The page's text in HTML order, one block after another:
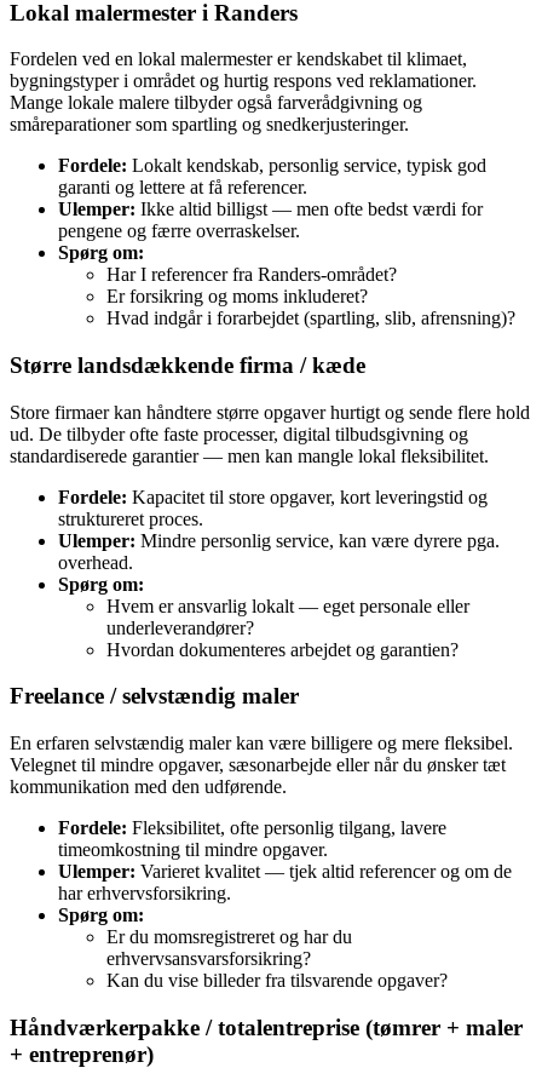
Lokal malermester i Randers
Fordelen ved en lokal malermester er kendskabet til klimaet,
bygningstyper i området og hurtig respons ved reklamationer.
Mange lokale malere tilbyder også farverådgivning og
småreparationer som spartling og snedkerjusteringer.
Fordele: Lokalt kendskab, personlig service, typisk god
garanti og lettere at få referencer.
Ulemper: Ikke altid billigst — men ofte bedst værdi for
pengene og færre overraskelser.
Spørg om:
Har I referencer fra Randers‑området?
Er forsikring og moms inkluderet?
Hvad indgår i forarbejdet (spartling, slib, afrensning)?
Større landsdækkende firma / kæde
Store firmaer kan håndtere større opgaver hurtigt og sende flere hold
ud. De tilbyder ofte faste processer, digital tilbudsgivning og
standardiserede garantier — men kan mangle lokal fleksibilitet.
Fordele: Kapacitet til store opgaver, kort leveringstid og
struktureret proces.
Ulemper: Mindre personlig service, kan være dyrere pga.
overhead.
Spørg om:
Hvem er ansvarlig lokalt — eget personale eller
underleverandører?
Hvordan dokumenteres arbejdet og garantien?
Freelance / selvstændig maler
En erfaren selvstændig maler kan være billigere og mere fleksibel.
Velegnet til mindre opgaver, sæsonarbejde eller når du ønsker tæt
kommunikation med den udførende.
Fordele: Fleksibilitet, ofte personlig tilgang, lavere
timeomkostning til mindre opgaver.
Ulemper: Varieret kvalitet — tjek altid referencer og om de
har erhvervsforsikring.
Spørg om:
Er du momsregistreret og har du
erhvervsansvarsforsikring?
Kan du vise billeder fra tilsvarende opgaver?
Håndværkerpakke / totalentreprise (tømrer + maler
+ entreprenør)